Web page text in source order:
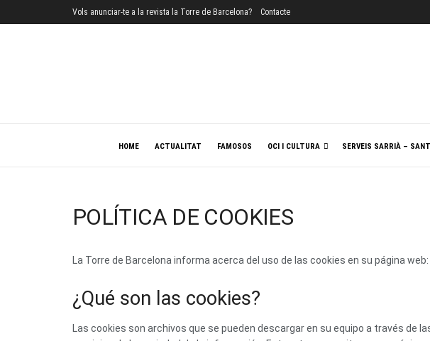
Vols anunciar-te a la revista la Torre de Barcelona? Contacte
HOME ACTUALITAT FAMOSOS OCI I CULTURA SERVEIS SARRIÀ –
POLÍTICA DE COOKIES
La Torre de Barcelona informa acerca del uso de las cookies en su página web:
¿Qué son las cookies?
Las cookies son archivos que se pueden descargar en su equipo a través de